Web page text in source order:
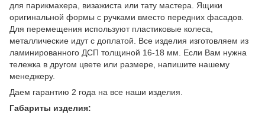
для парикмахера, визажиста или тату мастера. Ящики
оригинальной формы с ручками вместо передних фасадов.
Для перемещения используют пластиковые колеса,
металлические идут с доплатой. Все изделия изготовляем из
ламинированного ДСП толщиной 16-18 мм. Если Вам нужна
тележка в другом цвете или размере, напишите нашему
менеджеру.
Даем гарантию 2 года на все наши изделия.
Габариты изделия: